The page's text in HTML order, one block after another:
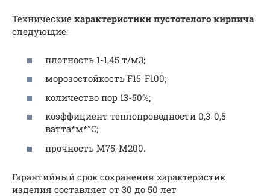
Технические характеристики пустотелого кирпича
следующие:
плотность 1-1,45 т/м3;
морозостойкость F15-F100;
количество пор 13-50%;
коэффициент теплопроводности 0,3-0,5
ватта*м*°C;
прочность М75-М200.
Гарантийный срок сохранения характеристик
изделия составляет от 30 до 50 лет